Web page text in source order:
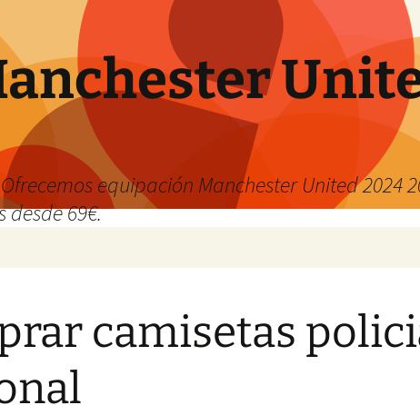
equipación Manchester United 2024
desde 69€.
camisetas